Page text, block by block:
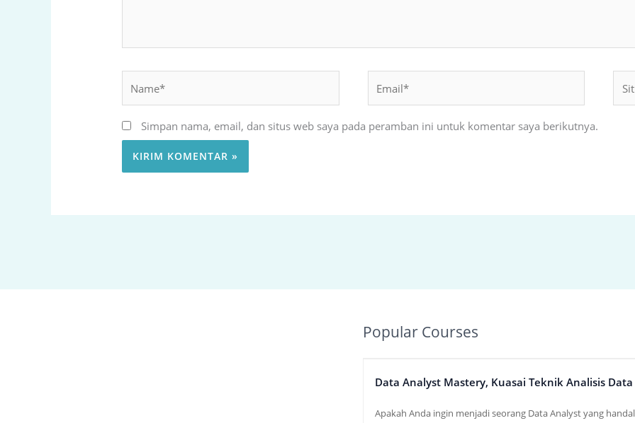
Web
Simpan nama, email, dan situs web saya pada peramban ini untuk komentar saya berikutnya.
Popular Courses
Data Analyst Mastery, Kuasai Teknik Analisis
Apakah Anda ingin menjadi seorang Data Analyst yang